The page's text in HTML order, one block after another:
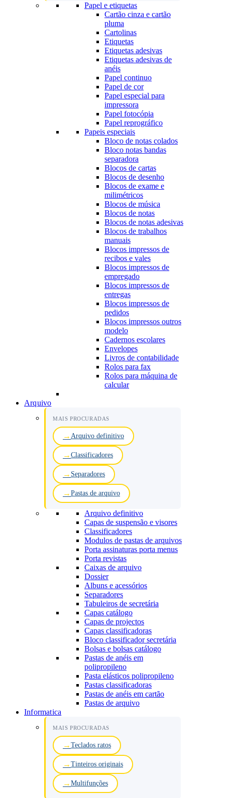
Papel e etiquetas
Cartão cinza e cartão
pluma
Cartolinas
Etiquetas
Etiquetas adesivas
Etiquetas adesivas de
anéis
Papel continuo
Papel de cor
Papel especial para
impressora
Papel fotocópia
Papel reprográfico
Papeis especiais
Bloco de notas colados
Bloco notas bandas
separadora
Blocos de cartas
Blocos de desenho
Blocos de exame e
milimétricos
Blocos de música
Blocos de notas
Blocos de notas adesivas
Blocos de trabalhos
manuais
Blocos impressos de
recibos e vales
Blocos impressos de
empregado
Blocos impressos de
entregas
Blocos impressos de
pedidos
Blocos impressos outros
modelo
Cadernos escolares
Envelopes
Livros de contabilidade
Rolos para fax
Rolos para máquina de
calcular
Arquivo
MAIS PROCURADAS
Arquivo definitivo
Classificadores
Separadores
Pastas de arquivo
Arquivo definitivo
Capas de suspensão e visores
Classificadores
Modulos de pastas de arquivos
Porta assinaturas porta menus
Porta revistas
Caixas de arquivo
Dossier
Albuns e acessórios
Separadores
Tabuleiros de secretária
Capas catálogo
Capas de projectos
Capas classificadoras
Bloco classificador secretária
Bolsas e bolsas catálogo
Pastas de anéis em
polipropileno
Pasta elásticos polipropileno
Pastas classificadoras
Pastas de anéis em cartão
Pastas de arquivo
Informatica
MAIS PROCURADAS
Teclados ratos
Tinteiros originais
Multifunções